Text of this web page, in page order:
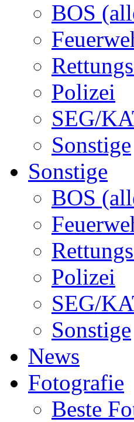
BOS
Polizei
SEG/
Sonstige
Sonstige
BOS
Polizei
SEG/
Sonstige
News
Fotografie
Beste